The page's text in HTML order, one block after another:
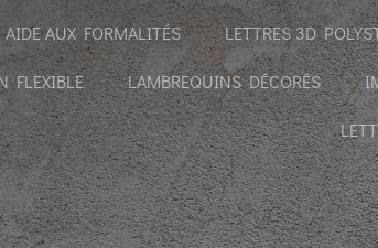
AIDE AUX FORMALITÉS LETTRES 3D
FLEXIBLE LAMBREQUINS DÉCORÉS